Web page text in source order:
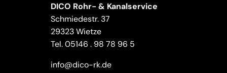
DICO Rohr- & Kanalservice
Schmiedestr. 37
29323 Wietze
Tel.05146 . 98 78 96 5
info@dico-rk.de